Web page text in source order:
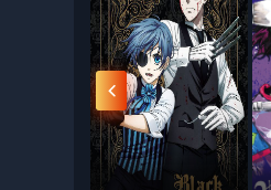
tác phẩm thú vị với
mối quan hệ giữa